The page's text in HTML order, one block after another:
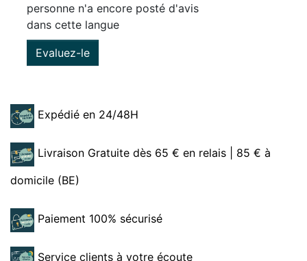
personne n'a encore posté d'avis
dans cette langue
Evaluez-le
Expédié en 24/48H
Livraison Gratuite dès 65 € en relais | 85 € à
domicile (BE)
Paiement 100% sécurisé
Service clients à votre écoute